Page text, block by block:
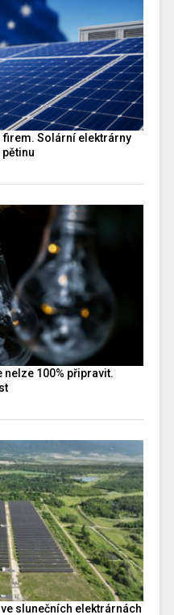
Solární elektrárny
nelze 100% připravit.
slunečních elektrárnách